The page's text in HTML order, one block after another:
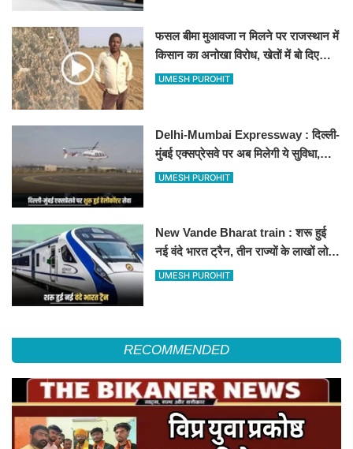
फसल बीमा मुआवजा न मिलने पर राजस्थान में
किसान का अनोखा विरोध, खेतों में बो दिए
500-500 रुपए के नोट, वीडियो वायरल
UMESH PUROHIT
Delhi-Mumbai Expressway : दिल्ली-
मुंबई एक्सप्रेसवे पर अब मिलेगी ये सुविधा,
हेलीकॉप्टर सर्विस से तुरंत घायल पहुंचेगा
UMESH PUROHIT
New Vande Bharat train : शरू हुई
नई वंदे भारत ट्रैन, तीन राज्यों के लाखों लोगों
का सफर होगा आसान, देखें पूरा रूटमैप
UMESH PUROHIT
RECOMMENDED